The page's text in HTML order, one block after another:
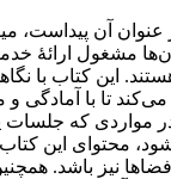
آن پیداست،
مشغول ارائۀ
این کتاب با
تا با آمادگی و
مواردی که جلسات
محتوای این کتاب
نیز باشد.